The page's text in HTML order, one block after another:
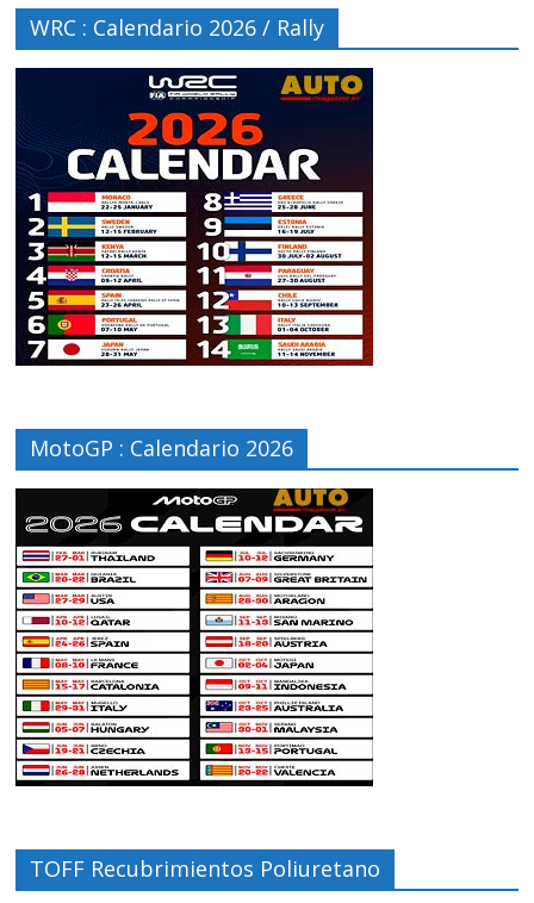
WRC : Calendario 2026 / Rally
MotoGP : Calendario 2026
TOFF Recubrimientos Poliuretano